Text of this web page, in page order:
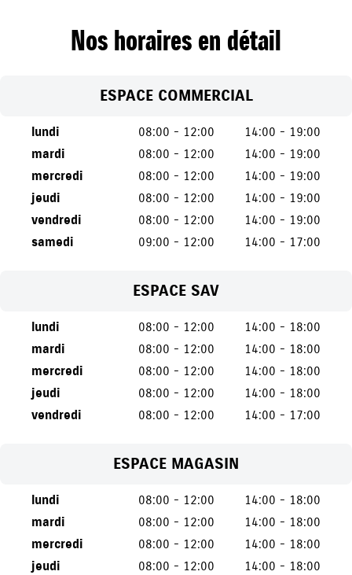
Nos horaires en détail
ESPACE COMMERCIAL
lundi 08:00 - 12:00
14:00 - 19:00
mardi
08:00 - 12:00
14:00 - 19:00
mercredi
08:00 - 12:00
14:00 - 19:00
jeudi
08:00 - 12:00
14:00 - 19:00
vendredi
08:00 - 12:00
14:00 - 19:00
samedi
09:00 - 12:00 14:00 - 17:00
ESPACE SAV
lundi 08:00 - 12:00
14:00 - 18:00
mardi
08:00 - 12:00
14:00 - 18:00
mercredi
08:00 - 12:00
14:00 - 18:00
jeudi
08:00 - 12:00
14:00 - 18:00
vendredi
08:00 - 12:00 14:00 - 17:00
ESPACE MAGASIN
lundi 08:00 - 12:00
14:00 - 18:00
mardi
08:00 - 12:00
14:00 - 18:00
mercredi
08:00 - 12:00
14:00 - 18:00
jeudi
08:00 - 12:00
14:00 - 18:00